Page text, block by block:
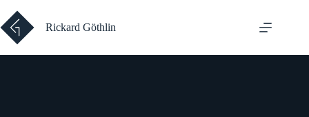
til
innholdet
Rickard Göthlin